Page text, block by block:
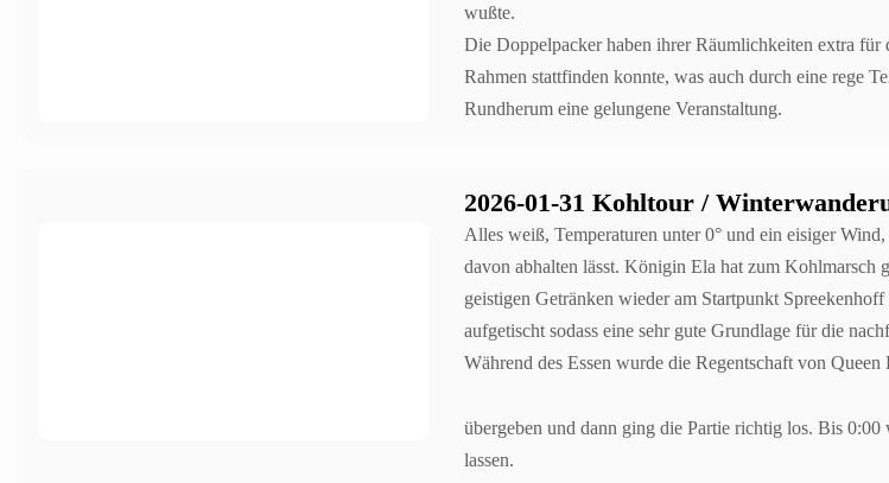
wußte.
Die Doppelpacker haben ihrer Räumlichkeiten extra für
Rahmen stattfinden konnte, was auch durch eine rege
Rundherum eine gelungene Veranstaltung.
2026-01-31 Kohltour /
Alles weiß, Temperaturen unter 0° und ein eisiger
davon abhalten lässt. Königin Ela hat zum Kohlmarsch
geistigen Getränken wieder am Startpunkt
aufgetischt sodass eine sehr gute Grundlage für die
Während des Essen wurde die Regentschaft von
übergeben und dann ging die Partie richtig los. Bis
lassen.